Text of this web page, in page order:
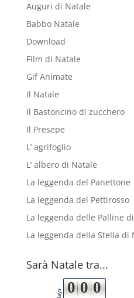
Auguri di Natale
Babbo Natale
Download
Film di Natale
Gif Animate
Il Natale
Il Bastoncino di zucchero
Il Presepe
L’ agrifoglio
L’ albero di Natale
La leggenda del Panettone
La leggenda del Pettirosso
La leggenda delle Palline
La leggenda della Stella di
Sarà Natale tra...
days 0 0 0